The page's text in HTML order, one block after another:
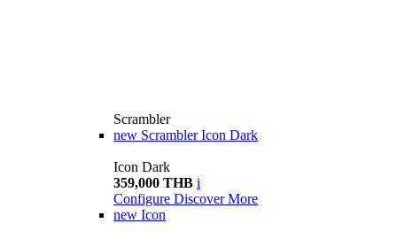
Scrambler
new Scrambler Icon Dark
Icon Dark
359,000 THB i
Configure Discover More
new Icon